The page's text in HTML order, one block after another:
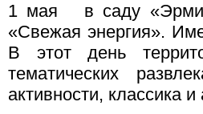
1 мая в саду
«Свежая энергия».
В этот день
тематических
активности, классика